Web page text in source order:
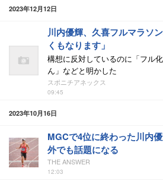
2023年12月12日
川内優輝、久喜フルマラソ
くもなります」
構想に反対しているのに「フル
ん」などと明かした
スポニチアネックス
09:45
2023年10月16日
MGCで4位に終わった川内
外でも話題になる
THE ANSWER
12:03